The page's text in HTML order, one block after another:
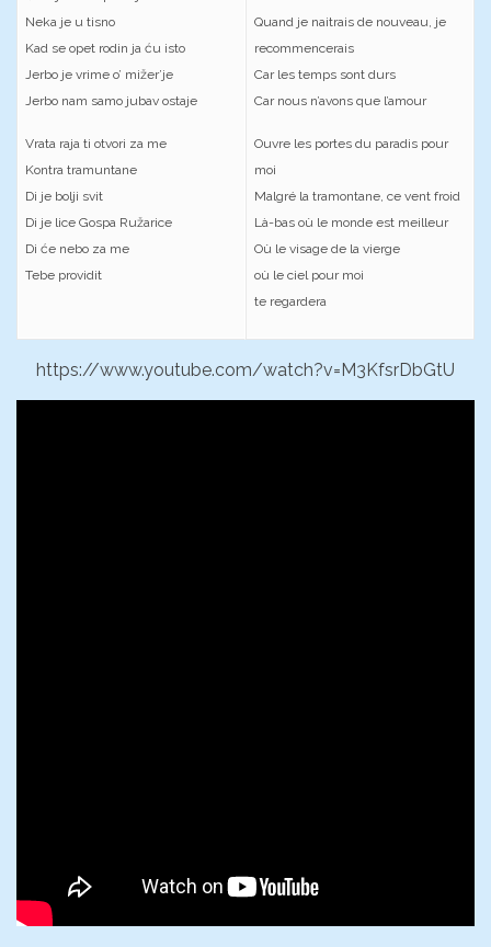
Neka je u tisno
Kad se opet rodin ja ću isto
Jerbo je vrime o’ mižer’je
Jerbo nam samo jubav ostaje
Vrata raja ti otvori za me
Kontra tramuntane
Di je bolji svit
Di je lice Gospa Ružarice
Di će nebo za me
Tebe providit
Quand je naitrais de nouveau, je
recommencerais
Car les temps sont durs
Car nous n’avons que l’amour
Ouvre les portes du paradis pour
moi
Malgré la tramontane, ce vent froid
Là-bas où le monde est meilleur
Où le visage de la vierge
où le ciel pour moi
te regardera
https://www.youtube.com/watch?v=M3KfsrDbGtU